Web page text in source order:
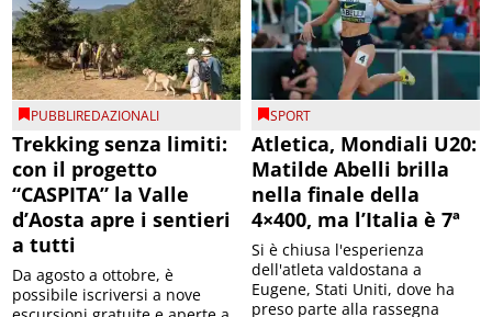
PUBBLIREDAZIONALI
Trekking senza limiti:
con il progetto
“CASPITA” la Valle
d’Aosta apre i sentieri
a tutti
Da agosto a ottobre, è
possibile iscriversi a nove
SPORT
Atletica, Mondiali U20:
Matilde Abelli brilla
nella finale della
4×400, ma l’Italia è 7ª
Si è chiusa l'esperienza
dell'atleta valdostana a
Eugene, Stati Uniti, dove ha
preso parte alla rassegna